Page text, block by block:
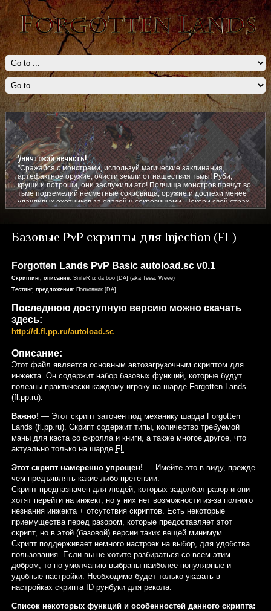
Уничтожай нечисть!
"Сражайся с монстрами, используй магические заклинания,
артефактное оружие, очисти земли от нашествия тьмы! Руби,
круши и потроши, они заслужили это! Полчища монстров прячут во
тьме подземелий несметные сокровища, оружие и доспехи менее
удачливых охотников за славой и сокровищами. Покори свой страх,
покажи им кто тут главный!
Базовые PvP скрипты для Injection (FL)
Forgotten Lands PvP Basic autoload.sc v0.1
Скриптинг, описание: SnifeR iz da boo [DA] (aka Teea, Weee)
Тестинг, предложения: Полковник [DA]
Последнюю доступную версию можно скачать
здесь:
http://d.fl.pp.ru/autoload.sc
Описание:
Этот файл является основным автозагрузочным скриптом для
инжекта. Он содержит набор базовых функций, которые будут
полезны практически каждому игроку на шарде Forgotten Lands
(fl.pp.ru).
Важно! — Этот скрипт заточен под механику шарда Forgotten
Lands (fl.pp.ru). Скрипт содержит типы, количество требуемой
маны для каста со скролла и книги, а также многое другое, что
актуально только на шарде FL
Этот скрипт намеренно упрощен! — Имейте это в виду, прежде
чем предъявлять какие-либо претензии.
Скрипт предназначен для людей, которых задолбал разор и они
хотят перейти на инжект, но у них нет возможности из-за полного
незнания инжекта + отсутствия скриптов. Есть некоторые
приемущества перед разором, которые предоставляет этот
скрипт, но в этой (базовой) версии таких вещей минимум.
Скрипт поддерживает немного настроек на выбор, для удобства
пользования. Если вы не хотите разбираться со всем этим
добром, то по умолчанию выбраны наиболее популярные и
удобные настройки. Необходимо будет только указать в
настройках скрипта ID рунбуки для рекола.
Список некоторых функций и особенностей данного скрипта: